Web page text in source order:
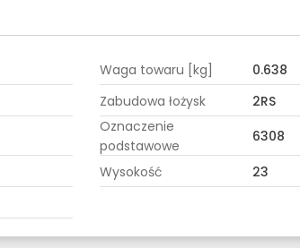
Waga towaru [kg]
0.638
Zabudowa łożysk
2RS
Oznaczenie
podstawowe
6308
Wysokość
23